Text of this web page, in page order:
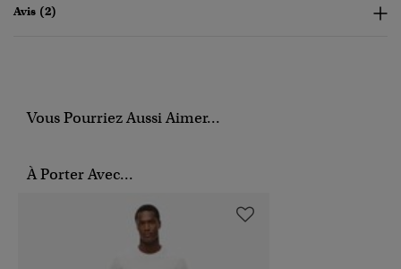
Avis (2)
Vous Pourriez Aussi Aimer...
À Porter Avec...